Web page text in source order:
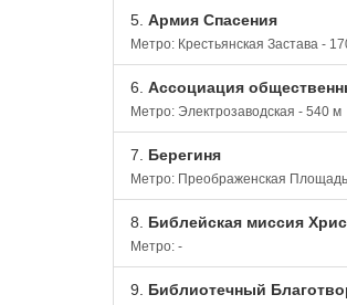
5. Армия Спасения
Метро: Крестьянская Застава -
6. Ассоциация
Метро: Электрозаводская - 540 м
7. Берегиня
Метро: Преображенская
8. Библейская миссия
Метро: -
9. Библиотечный